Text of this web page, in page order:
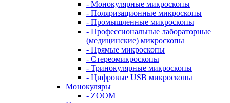
- Монокулярные микроскопы
- Поляризационные микроскопы
- Промышленные микроскопы
- Профессиональные лабораторные
(медицинские) микроскопы
- Прямые микроскопы
- Стереомикроскопы
- Тринокулярные микроскопы
- Цифровые USB микроскопы
Монокуляры
- ZOOM